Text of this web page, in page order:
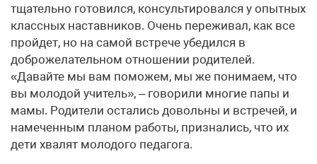
тщательно готовился, консультировался у опытных
классных наставников. Очень переживал, как все
пройдет, но на самой встрече убедился в
доброжелательном отношении родителей.
«Давайте мы вам поможем, мы же понимаем, что
вы молодой учитель», – говорили многие папы и
мамы. Родители остались довольны и встречей, и
намеченным планом работы, признались, что их
дети хвалят молодого педагога.